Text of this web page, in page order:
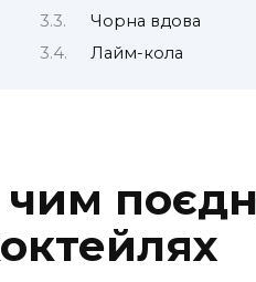
Чорна вдова
Лайм-кола
чим